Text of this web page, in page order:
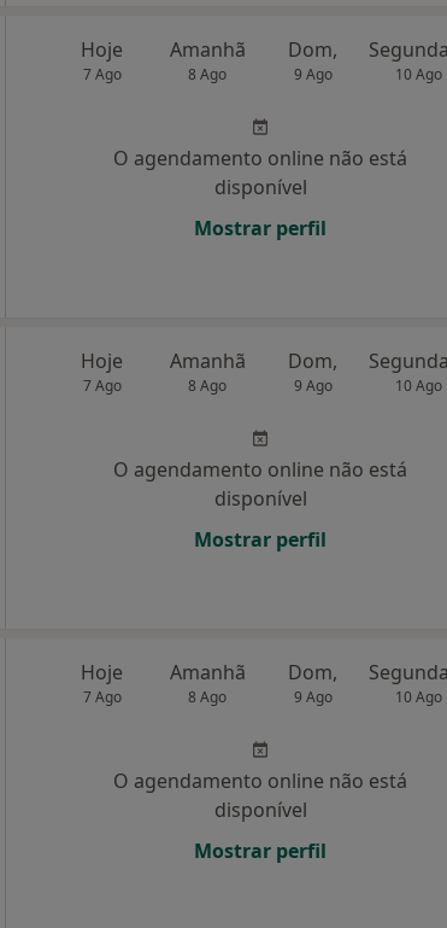
Hoje
7 Ago
Amanhã
8 Ago
Dom,
9 Ago 10 Ago
O agendamento online não está
disponível
Mostrar perfil
Hoje
7 Ago
Amanhã
8 Ago
Dom,
9 Ago 10 Ago
O agendamento online não está
disponível
Mostrar perfil
Hoje
7 Ago
Amanhã
8 Ago
Dom,
9 Ago 10 Ago
O agendamento online não está
disponível
Mostrar perfil